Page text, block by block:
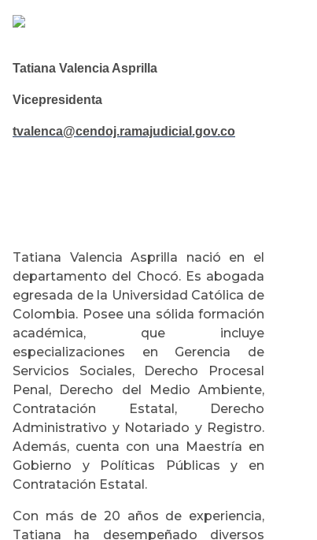
Tatiana Valencia Asprilla
Vicepresidenta
tvalenca@cendoj.ramajudicial.gov.co
Tatiana Valencia Asprilla nació en el
departamento del Chocó. Es abogada
egresada de la Universidad Católica de
Colombia. Posee una sólida formación
académica, que incluye
especializaciones en Gerencia de
Servicios Sociales, Derecho Procesal
Penal, Derecho del Medio Ambiente,
Contratación Estatal, Derecho
Administrativo y Notariado y Registro.
Además, cuenta con una Maestría en
Gobierno y Políticas Públicas y en
Contratación Estatal.
Con más de 20 años de experiencia,
Tatiana ha desempeñado diversos